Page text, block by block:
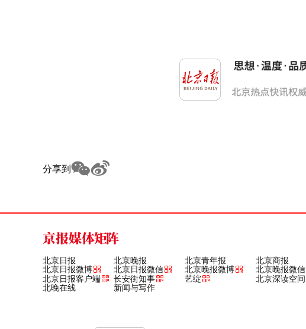
分享到
京报媒体矩阵
北京日报 北京晚报 北京青年报 北京商报
北京日报微博 北京日报微信 北京晚报微博
北京晚报微信
北京日报客户端
长安街知事 艺绽 北京深读空间
北晚在线 新闻与写作